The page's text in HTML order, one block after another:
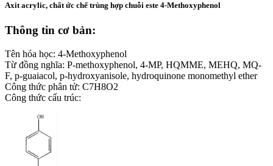
Axit acrylic, chất ức chế trùng hợp chuỗi este 4-Methoxyphenol
Thông tin cơ bản:
Tên hóa học: 4-Methoxyphenol
Từ đồng nghĩa: P-methoxyphenol, 4-MP, HQMME, MEHQ, MQ-
F, p-guaiacol, p-hydroxyanisole, hydroquinone monomethyl ether
Công thức phân tử: C7H8O2
Công thức cấu trúc: